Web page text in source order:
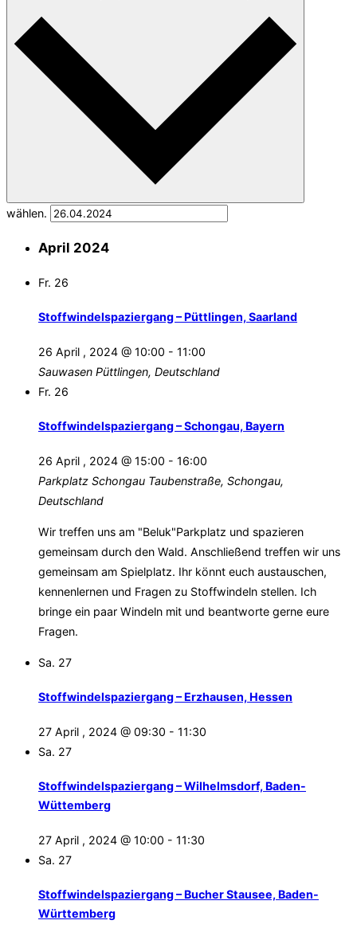
wählen.
April 2024
Fr. 26
Stoffwindelspaziergang – Püttlingen, Saarland
26 April , 2024 @ 10:00 - 11:00
Sauwasen Püttlingen, Deutschland
Fr. 26
Stoffwindelspaziergang – Schongau, Bayern
26 April , 2024 @ 15:00 - 16:00
Parkplatz Schongau Taubenstraße, Schongau,
Deutschland
Wir treffen uns am "Beluk"Parkplatz und spazieren
gemeinsam durch den Wald. Anschließend treffen wir uns
gemeinsam am Spielplatz. Ihr könnt euch austauschen,
kennenlernen und Fragen zu Stoffwindeln stellen. Ich
bringe ein paar Windeln mit und beantworte gerne eure
Fragen.
Sa. 27
Stoffwindelspaziergang – Erzhausen, Hessen
27 April , 2024 @ 09:30 - 11:30
Sa. 27
Stoffwindelspaziergang – Wilhelmsdorf, Baden-
Wüttemberg
27 April , 2024 @ 10:00 - 11:30
Sa. 27
Stoffwindelspaziergang – Bucher Stausee, Baden-
Württemberg